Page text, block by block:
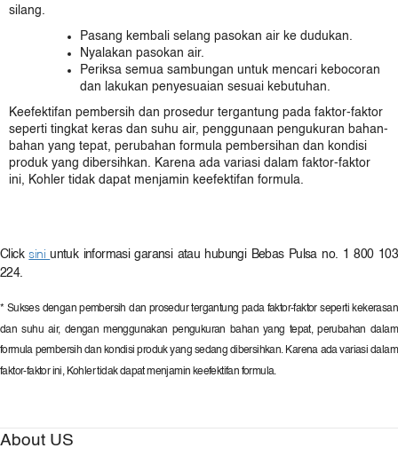
silang.
Pasang kembali selang pasokan air ke dudukan.
Nyalakan pasokan air.
Periksa semua sambungan untuk mencari kebocoran
dan lakukan penyesuaian sesuai kebutuhan.
Keefektifan pembersih dan prosedur tergantung pada faktor-faktor
seperti tingkat keras dan suhu air, penggunaan pengukuran bahan-
bahan yang tepat, perubahan formula pembersihan dan kondisi
produk yang dibersihkan. Karena ada variasi dalam faktor-faktor
ini, Kohler tidak dapat menjamin keefektifan formula.
Clicksiniuntuk informasi garansi atau hubungi Bebas Pulsa no. 1 800 103
224.
* Sukses dengan pembersih dan prosedur tergantung pada faktor-faktor seperti kekerasan
dan suhu air, dengan menggunakan pengukuran bahan yang tepat, perubahan dalam
formula pembersih dan kondisi produk yang sedang dibersihkan. Karena ada variasi dalam
faktor-faktor ini, Kohler tidak dapat menjamin keefektifan formula.
About US